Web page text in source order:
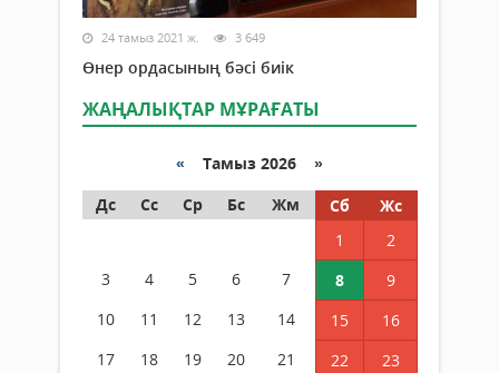
24 тамыз 2021 ж. 3 649
Өнер ордасының бәсі биік
ЖАҢАЛЫҚТАР МҰРАҒАТЫ
« Тамыз 2026 »
Дс
Сс Ср Бс Жм Сб
Жс
1
2
3
4 5 6 7 8
9
10
11 12 13 14 15
16
17
18 19 20 21 22
23